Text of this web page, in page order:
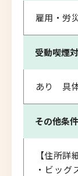
雇用・労
受動喫煙
あり 具
その他条件
【住所詳
・ビッグ